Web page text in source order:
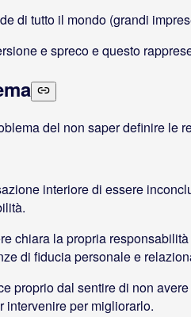
di tutto il mondo (grandi
e spreco e questo
del non saper definire le
interiore di essere
chiara la propria
di fiducia personale e
proprio dal sentire di non
intervenire per migliorarlo.